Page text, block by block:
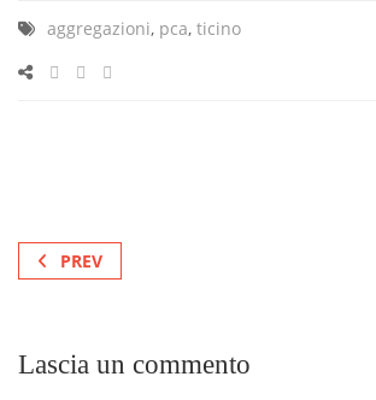
aggregazioni, pca, ticino
PREV
Lascia un commento